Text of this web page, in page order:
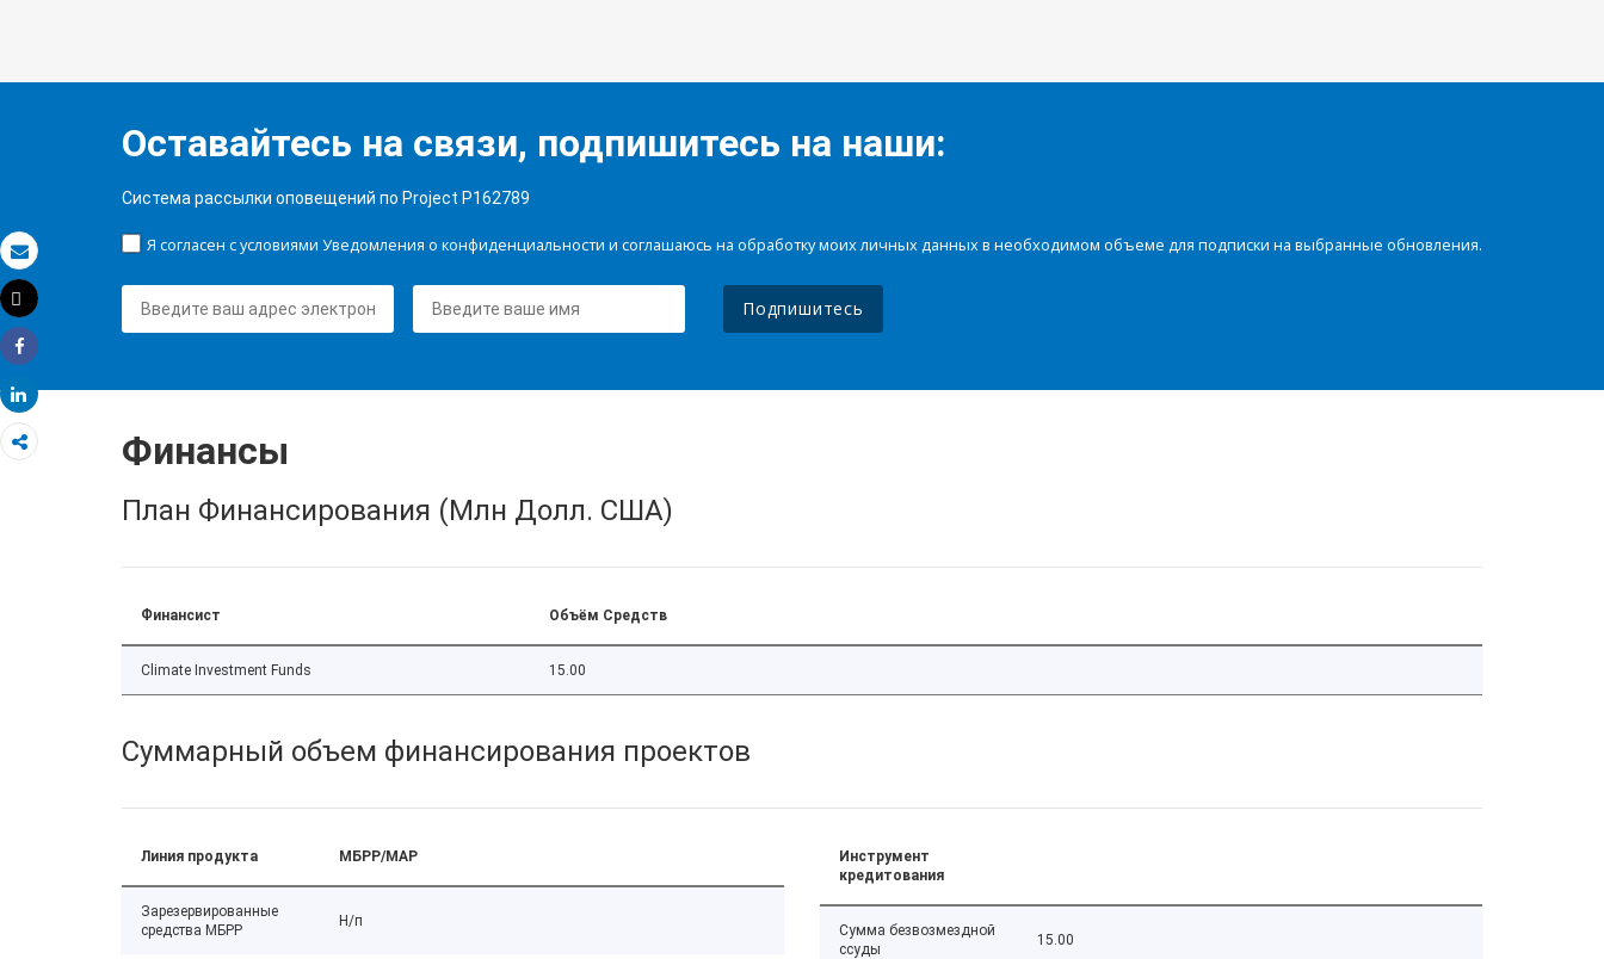
Электронная почта
Распечатать
Tweet
Share
Share
Оставайтесь на связи, подпишитесь на наши:
Система рассылки оповещений по Project P162789
Я согласен с условиями Уведомления о конфиденциальности и соглашаюсь на обработку моих личных данных в необходимом объеме для подписки на выбранные обновления.
Подпишитесь
Финансы
План Финансирования (Млн Долл. США)
Финансист Объём Средств
Climate Investment Funds 15.00
Суммарный объем финансирования проектов
Линия продукта МБРР/МАР
Зарезервированные
средства МБРР
Н/п
Инструмент
кредитования
Сумма безвозмездной
ссуды
15.00